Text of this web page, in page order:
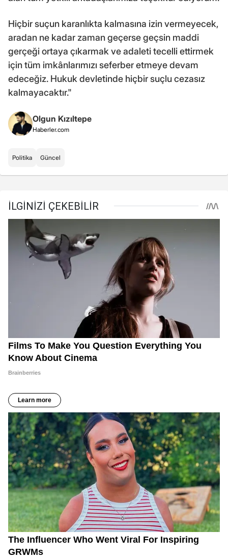
Hiçbir suçun karanlıkta kalmasına izin vermeyecek,
aradan ne kadar zaman geçerse geçsin maddi
gerçeği ortaya çıkarmak ve adaleti tecelli ettirmek
için tüm imkânlarımızı seferber etmeye devam
edeceğiz. Hukuk devletinde hiçbir suçlu cezasız
kalmayacaktır."
Olgun Kızıltepe
Haberler.com
Politika Güncel